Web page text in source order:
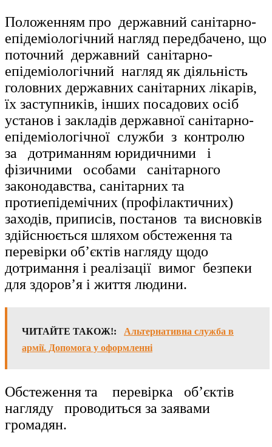
Положенням про державний санітарно-
епідеміологічний нагляд передбачено, що
поточний державний санітарно-
епідеміологічний нагляд як діяльність
головних державних санітарних лікарів,
їх заступників, інших посадових осіб
установ і закладів державної санітарно-
епідеміологічної служби з контролю
за дотриманням юридичними і
фізичними особами санітарного
законодавства, санітарних та
протиепідемічних (профілактичних)
заходів, приписів, постанов та висновків
здійснюється шляхом обстеження та
перевірки об’єктів нагляду щодо
дотримання і реалізації вимог безпеки
для здоров’я і життя людини.
ЧИТАЙТЕ ТАКОЖ!:
Альтернативна служба в
армії. Допомога у оформленні
Обстеження та перевірка об’єктів
нагляду проводиться за заявами
громадян.